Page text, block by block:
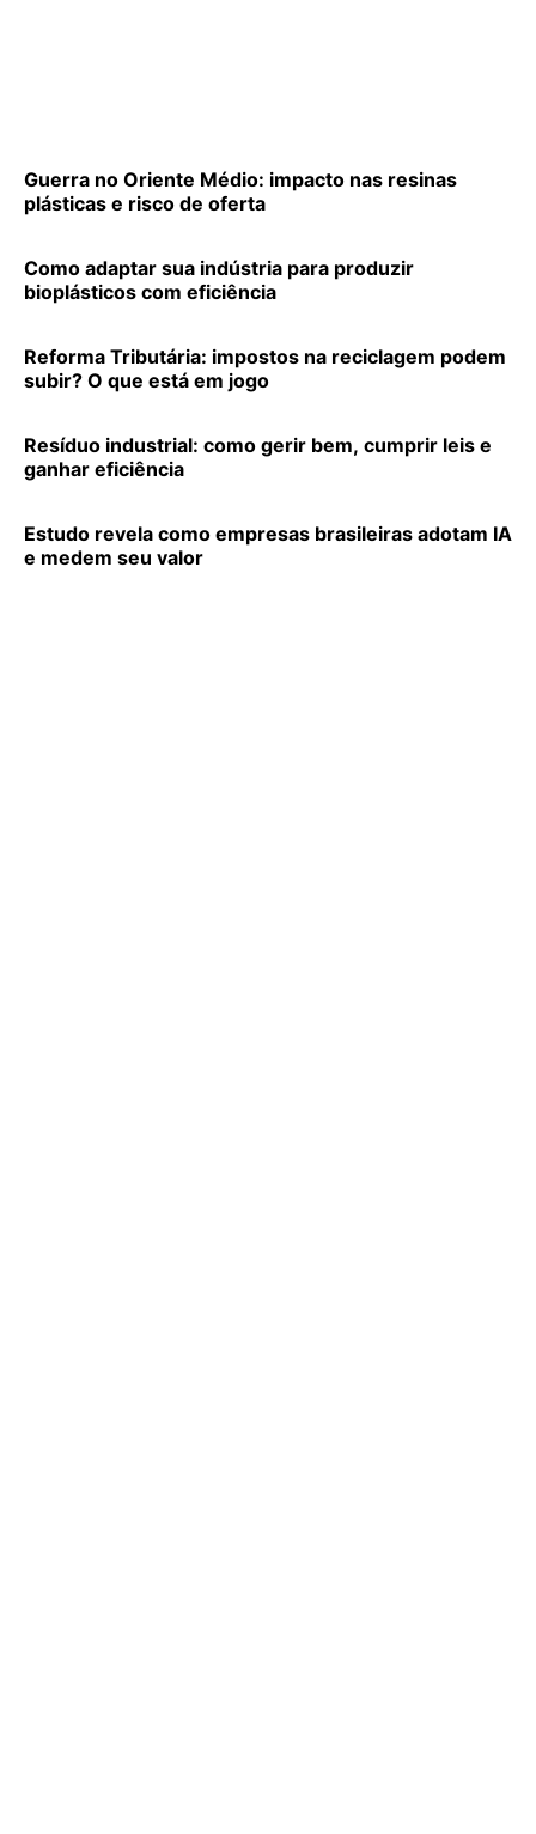
Guerra no Oriente Médio: impacto nas resinas
plásticas e risco de oferta
Como adaptar sua indústria para produzir
bioplásticos com eficiência
Reforma Tributária: impostos na reciclagem podem
subir? O que está em jogo
Resíduo industrial: como gerir bem, cumprir leis e
ganhar eficiência
Estudo revela como empresas brasileiras adotam IA
e medem seu valor